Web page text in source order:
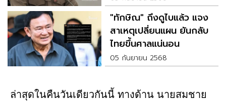
"ทักษิณ" ถึงดูไบแล้ว แจง
สาเหตุเปลี่ยนแผน ยันกลับ
ไทยขึ้นศาลแน่นอน
05 กันยายน 2568
ล่าสุดในคืนวันเดียวกันนี้ ทางด้าน นายสมชาย